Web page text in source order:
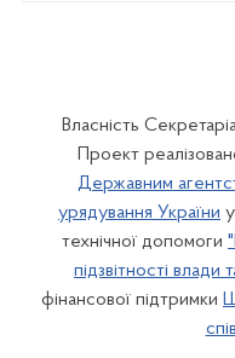
Власність
Проект
Державним
урядування України
технічної допомоги
підзвітності влади
фінансової підтримки